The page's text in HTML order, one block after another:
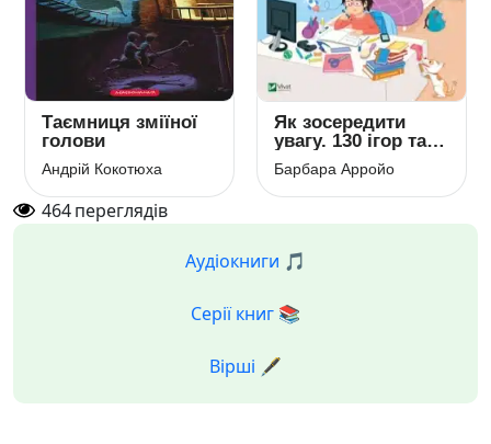
Таємниця зміїної
голови
Андрій Кокотюха
Як зосередити
увагу. 130 ігор та
вправ
Барбара Арройо
464переглядів
Аудіокниги 🎵
Серії книг 📚
Вірші 🖋️